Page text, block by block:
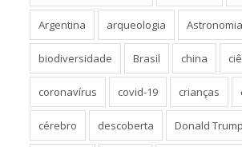
Argentina arqueologia Astronomia
biodiversidade Brasil china
coronavírus covid-19 crianças
cérebro descoberta Donald Trump